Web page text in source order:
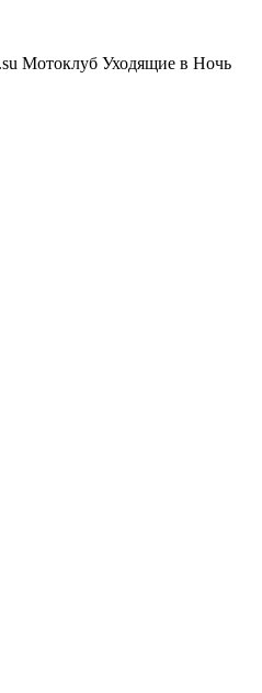
Мотоклуб Уходящие в Ночь